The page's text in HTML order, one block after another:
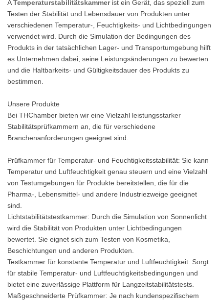
ATemperaturstabilitätskammerist ein Gerät, das speziell zum
Testen der Stabilität und Lebensdauer von Produkten unter
verschiedenen Temperatur-, Feuchtigkeits- und Lichtbedingungen
verwendet wird. Durch die Simulation der Bedingungen des
Produkts in der tatsächlichen Lager- und Transportumgebung hilft
es Unternehmen dabei, seine Leistungsänderungen zu bewerten
und die Haltbarkeits- und Gültigkeitsdauer des Produkts zu
bestimmen.
Unsere Produkte
Bei THChamber bieten wir eine Vielzahl leistungsstarker
Stabilitätsprüfkammern an, die für verschiedene
Branchenanforderungen geeignet sind:
Prüfkammer für Temperatur- und Feuchtigkeitsstabilität: Sie kann
Temperatur und Luftfeuchtigkeit genau steuern und eine Vielzahl
von Testumgebungen für Produkte bereitstellen, die für die
Pharma-, Lebensmittel- und andere Industriezweige geeignet
sind.
Lichtstabilitätstestkammer: Durch die Simulation von Sonnenlicht
wird die Stabilität von Produkten unter Lichtbedingungen
bewertet. Sie eignet sich zum Testen von Kosmetika,
Beschichtungen und anderen Produkten.
Testkammer für konstante Temperatur und Luftfeuchtigkeit: Sorgt
für stabile Temperatur- und Luftfeuchtigkeitsbedingungen und
bietet eine zuverlässige Plattform für Langzeitstabilitätstests.
Maßgeschneiderte Prüfkammer: Je nach kundenspezifischem